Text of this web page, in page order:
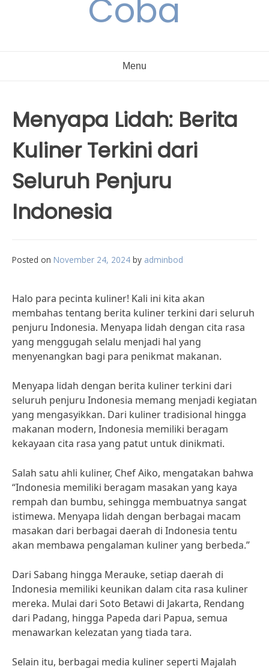
Coba
Menu
Menyapa Lidah: Berita
Kuliner Terkini dari
Seluruh Penjuru
Indonesia
Posted on November 24, 2024 by adminbod
Halo para pecinta kuliner! Kali ini kita akan
membahas tentang berita kuliner terkini dari seluruh
penjuru Indonesia. Menyapa lidah dengan cita rasa
yang menggugah selalu menjadi hal yang
menyenangkan bagi para penikmat makanan.
Menyapa lidah dengan berita kuliner terkini dari
seluruh penjuru Indonesia memang menjadi kegiatan
yang mengasyikkan. Dari kuliner tradisional hingga
makanan modern, Indonesia memiliki beragam
kekayaan cita rasa yang patut untuk dinikmati.
Salah satu ahli kuliner, Chef Aiko, mengatakan bahwa
“Indonesia memiliki beragam masakan yang kaya
rempah dan bumbu, sehingga membuatnya sangat
istimewa. Menyapa lidah dengan berbagai macam
masakan dari berbagai daerah di Indonesia tentu
akan membawa pengalaman kuliner yang berbeda.”
Dari Sabang hingga Merauke, setiap daerah di
Indonesia memiliki keunikan dalam cita rasa kuliner
mereka. Mulai dari Soto Betawi di Jakarta, Rendang
dari Padang, hingga Papeda dari Papua, semua
menawarkan kelezatan yang tiada tara.
Selain itu, berbagai media kuliner seperti Majalah